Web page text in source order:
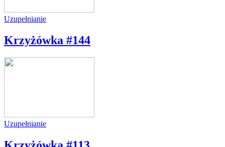
Uzupełnianie
Krzyżówka #144
Uzupełnianie